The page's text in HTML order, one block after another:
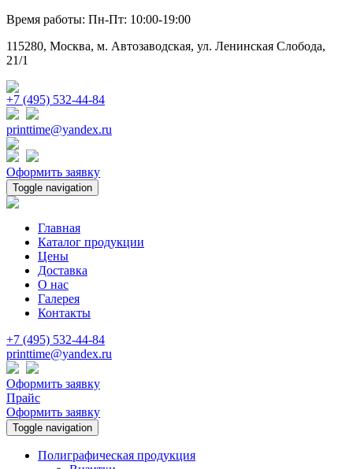
Время работы: Пн-Пт: 10:00-19:00
115280, Москва, м. Автозаводская, ул. Ленинская Слобода,
21/1
+7 (495) 532-44-84
printtime@yandex.ru
Оформить заявку
Toggle navigation
Главная
Каталог продукции
Цены
Доставка
О нас
Галерея
Контакты
+7 (495) 532-44-84
printtime@yandex.ru
Оформить заявку
Прайс
Оформить заявку
Toggle navigation
Полиграфическая продукция